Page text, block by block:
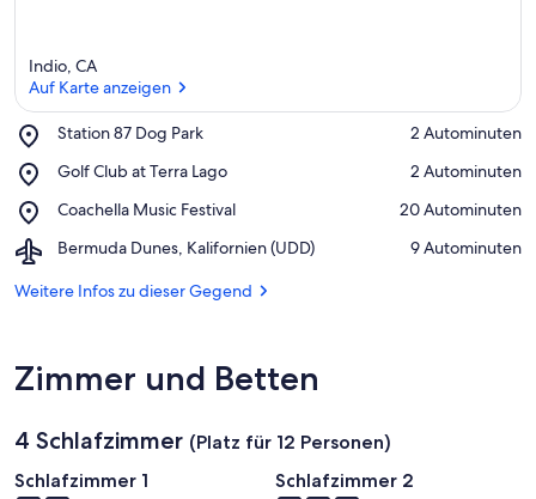
Indio, CA
Auf Karte anzeigen
Station 87 Dog Park
Place,
87
Park
‪2 Autominuten‬
Golf Club at Terra Lago
Place,
Club
Terra
‪2 Autominuten‬
Coachella Music Festival
Place,
Music
‪20 Autominuten‬
Bermuda Dunes, Kalifornien (UDD)
Airport,
Dunes,
‪9 Autominuten‬
Weitere Infos zu dieser Gegend
Zimmer und Betten
4 Schlafzimmer (Platz für 12 Personen)
Schlafzimmer 1
Schlafzimmer 2